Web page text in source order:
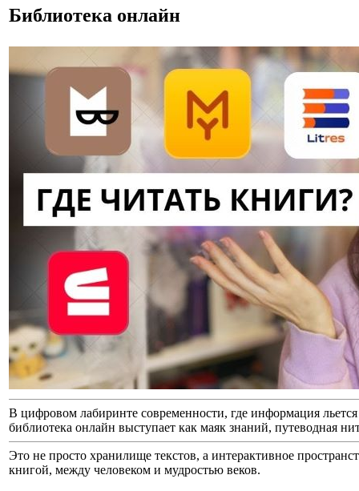
Библиотека онлайн
В цифровом лабиринте современности, где информация
библиотека онлайн выступает как маяк знаний, путеводная
Это не просто хранилище текстов, а интерактивное
книгой, между человеком и мудростью веков.